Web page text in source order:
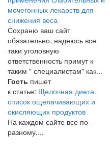
мочегонных лекарств для
снижения веса
Сохраню ваш сайт
обязательно, надеюсь все
таки уголовную
ответственность примут к
таким " специалистам" как...
Гость пишет
к статье: Щелочная диета.
список ощелачивающих и
окисляющих продуктов
На каждом сайте все по-
разному....